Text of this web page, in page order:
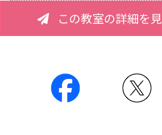
この教室の詳細を